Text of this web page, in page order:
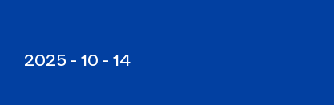
2025 - 10 - 14